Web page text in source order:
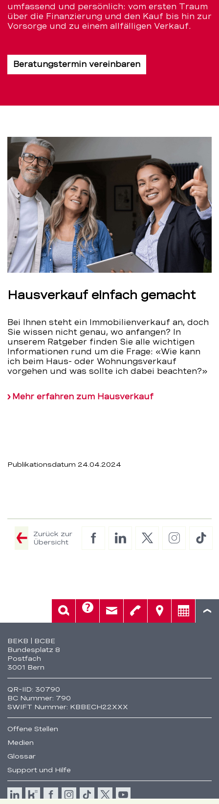
umfassend und persönlich: vom ersten Traum
über die Finanzierung und den Kauf bis hin zur
Vorsorge und zu einem allfälligen Verkauf.
Beratungstermin vereinbaren
Hausverkauf einfach gemacht
Bei Ihnen steht ein Immobilienverkauf an, doch
Sie wissen nicht genau, wo anfangen? In
unserem Ratgeber finden Sie alle wichtigen
Informationen rund um die Frage: «Wie kann
ich beim Haus- oder Wohnungsverkauf
vorgehen und was sollte ich dabei beachten?»
Mehr erfahren zum Hausverkauf
Publikationsdatum 24.04.2024
Zurück zur
Übersicht
FacebookLinkedInTwitterInstagram
Fusszeile
BEKB | BCBE
Bundesplatz 8
Postfach
3001 Bern
QR-IID: 30790
BC Nummer: 790
SWIFT Nummer: KBBECH22XXX
Offene Stellen
Medien
Glossar
Support und Hilfe